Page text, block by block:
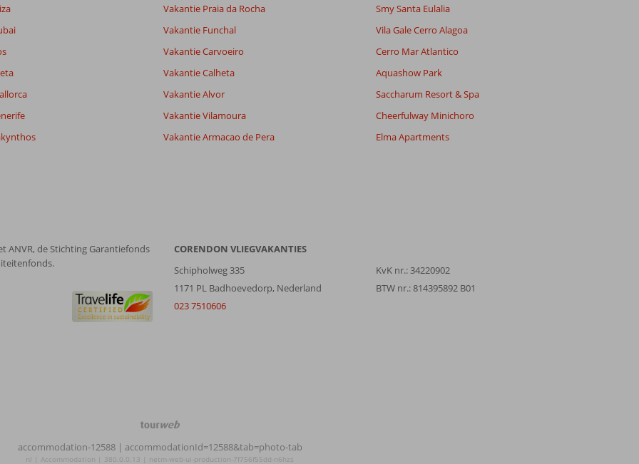
Filter reisgezelschap
Alle
Sorteren op
datum (nieuw > oud)
Vakantie Praia da Rocha
Vakantie Funchal
Vakantie Carvoeiro
Vakantie Calheta
Vakantie Alvor
Vakantie Vilamoura
Vakantie Armacao de Pera
Smy Santa Eulalia
Vila Gale Cerro Alagoa
Cerro Mar Atlantico
Aquashow Park
Saccharum Resort & Spa
Cheerfulway Minichoro
Elma Apartments
ANVR, de Stichting Garantiefonds
CORENDON VLIEGVAKANTIES
Schipholweg 335
1171 PL Badhoevedorp, Nederland
023 7510606
KvK nr.: 34220902
BTW nr.: 814395892 B01
TourWeb
NetMatch
accommodation-12588 | accommodationId=12588&tab=photo-tab
nl | Accommodation | 380.0.0.13 | netm-web-ui-production-7f756f55dd-n6hzs